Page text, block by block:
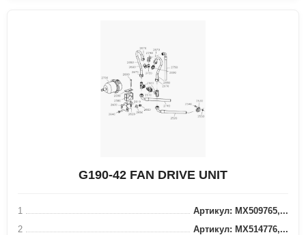
G190-42 FAN DRIVE UNIT
1
Артикул: MX509765,...
2
Артикул: MX514776,...